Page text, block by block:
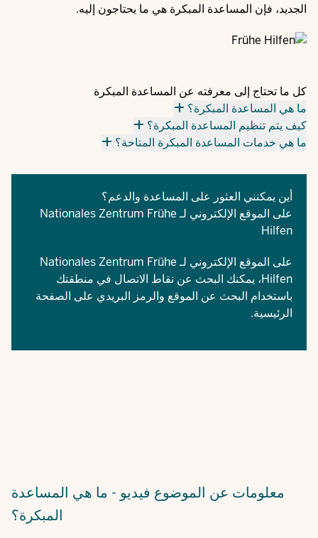
الجديد، فإن المساعدة المبكرة هي ما يحتاجون إليه.
كل ما تحتاج إلى معرفته عن المساعدة المبكرة
ما هي المساعدة المبكرة؟
كيف يتم تنظيم المساعدة المبكرة؟
ما هي خدمات المساعدة المبكرة المتاحة؟
أين يمكنني العثور على المساعدة والدعم؟
على
الموقع الإلكتروني لـ Nationales Zentrum Frühe
Hilfen
على الموقع الإلكتروني لـ Nationales Zentrum Frühe
Hilfen، يمكنك البحث عن نقاط الاتصال في منطقتك
باستخدام البحث عن الموقع والرمز البريدي على الصفحة
الرئيسية.
معلومات عن الموضوع فيديو - ما هي المساعدة
المبكرة؟